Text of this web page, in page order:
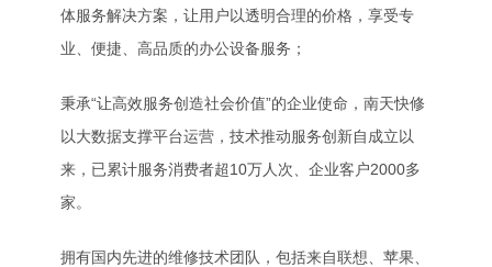
体服务解决方案，让用户以透明合理的价格，享受专
业、便捷、高品质的办公设备服务；
秉承“让高效服务创造社会价值”的企业使命，南天快修
以大数据支撑平台运营，技术推动服务创新自成立以
来，已累计服务消费者超10万人次、企业客户2000多
家。
拥有国内先进的维修技术团队，包括来自联想、苹果、